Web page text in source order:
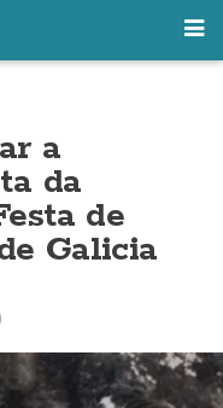
a
da
de
Galicia